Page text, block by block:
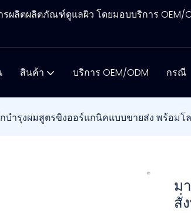
ลิตผลิตภัณฑ์ดูแลผิว โดยมอบบริการ OEM/
สินค้า บริการ OEM/ODM กรณี
บำรุงผมสูตรขิงออร์แกนิคแบบขายส่ง พร้อมโ
ม
สั่